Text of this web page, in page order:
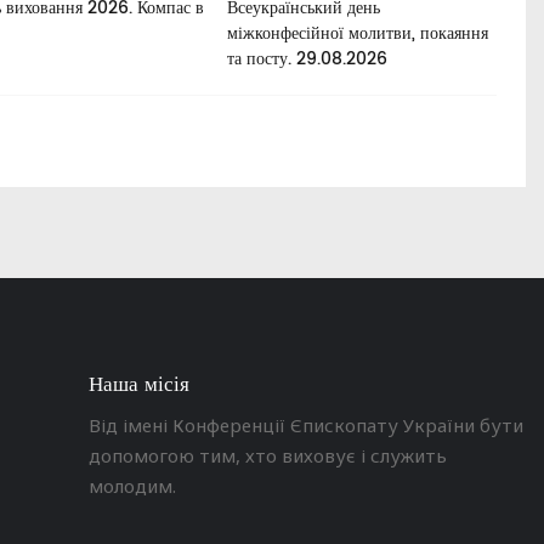
2026. Компас в
Всеукраїнський день
міжконфесійної молитви, покаяння
та посту. 29.08.2026
Наша місія
Від імені Конференції Єпископату України бути
допомогою тим, хто виховує і служить
молодим.